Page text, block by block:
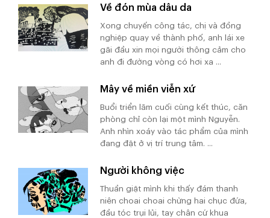
Về đón mùa dâu da
Xong chuyến công tác, chị và đồng
nghiệp quay về thành phố, anh lái xe
gãi đầu xin mọi người thông cảm cho
anh đi đường vòng có hơi xa ...
Mây về miền viễn xứ
Buổi triển lãm cuối cùng kết thúc, căn
phòng chỉ còn lại một mình Nguyễn.
Anh nhìn xoáy vào tác phẩm của mình
đang đặt ở vị trí trung tâm. ...
Người không việc
Thuần giật mình khi thấy đám thanh
niên choai choai chừng hai chục đứa,
đầu tóc trụi lủi, tay chân cứ khua